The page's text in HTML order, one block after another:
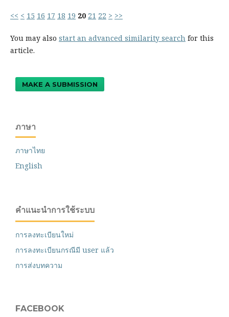
<< < 15 16 17 18 19 20 21 22 > >>
You may also start an advanced similarity searchfor this
article.
MAKE A SUBMISSION
ภาษา
ภาษาไทย
English
คำแนะนำการใช้ระบบ
การลงทะเบียนใหม่
การลงทะเบียนกรณีมี user แล้ว
การส่งบทความ
FACEBOOK